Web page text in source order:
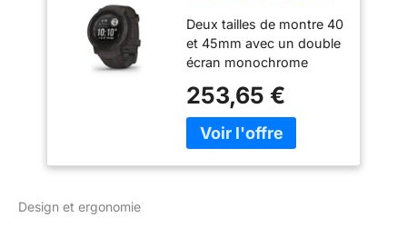
connectée - Boîtier
45 mm
Deux tailles de montre 40
et 45mm avec un double
écran monochrome
Autonomie : jusqu’à 30h
en mode GPS (+88%) et
28 jours en mode montre
253,65 €
Design et ergonomie